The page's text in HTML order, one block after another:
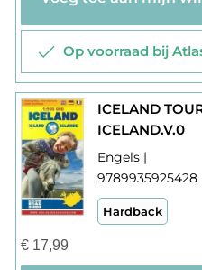
Op voorraad bij
ICELAND
ICELAND.V.0
Engels |
9789935925428
Hardback
€17,99